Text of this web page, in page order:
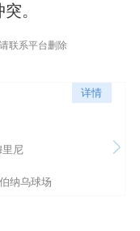
。
联系平台删除
详情
里尼
纳乌球场